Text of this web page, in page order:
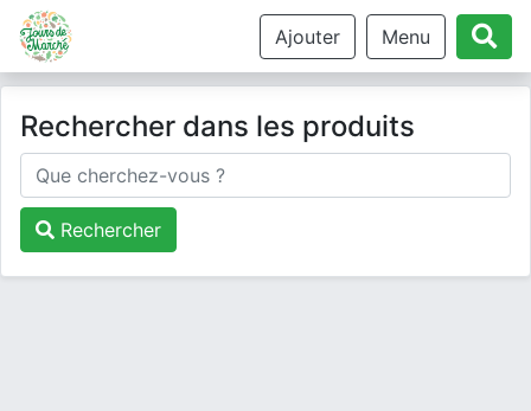
Ajouter Menu
Rechercher dans les produits
Rechercher